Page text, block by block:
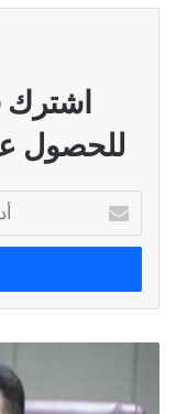
اشترك
للحصول
بريدك
الإلكتروني